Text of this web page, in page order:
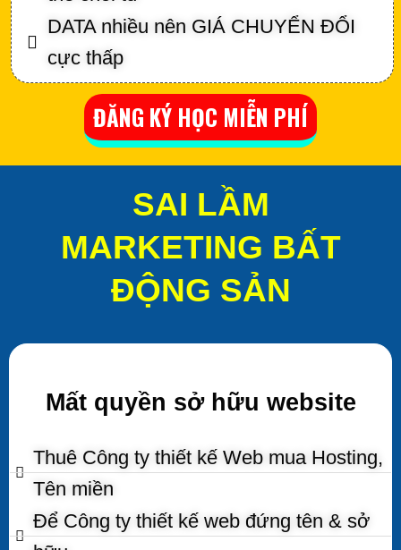
DATA nhiều nên GIÁ CHUYỂN ĐỔI
cực thấp
ĐĂNG KÝ HỌC MIỄN PHÍ
SAI LẦM
MARKETING BẤT
ĐỘNG SẢN
Mất quyền sở hữu website
Thuê Công ty thiết kế Web mua Hosting,
Tên miền
Để Công ty thiết kế web đứng tên & sở